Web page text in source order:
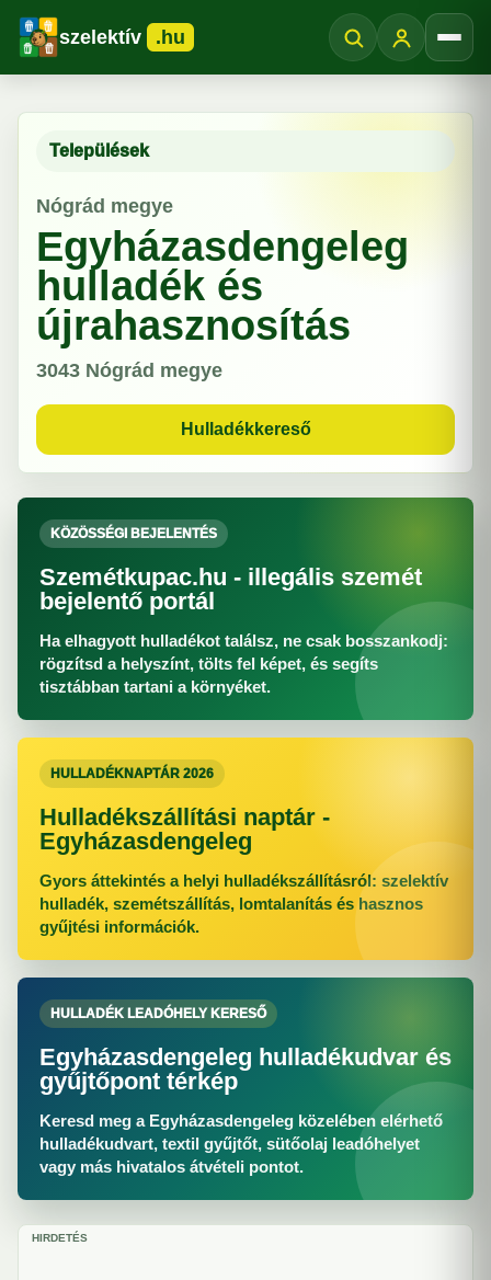
szelektív .hu
Települések
Nógrád megye
Egyházasdengeleg
hulladék és
újrahasznosítás
3043 Nógrád megye
Hulladékkereső
KÖZÖSSÉGI BEJELENTÉS
Szemétkupac.hu - illegális szemét
bejelentő portál
Ha elhagyott hulladékot találsz, ne csak bosszankodj:
rögzítsd a helyszínt, tölts fel képet, és segíts
tisztábban tartani a környéket.
HULLADÉKNAPTÁR 2026
Hulladékszállítási naptár -
Egyházasdengeleg
Gyors áttekintés a helyi hulladékszállításról: szelektív
hulladék, szemétszállítás, lomtalanítás és hasznos
gyűjtési információk.
HULLADÉK LEADÓHELY KERESŐ
Egyházasdengeleg hulladékudvar és
gyűjtőpont térkép
Keresd meg a Egyházasdengeleg közelében elérhető
hulladékudvart, textil gyűjtőt, sütőolaj leadóhelyet
vagy más hivatalos átvételi pontot.
HIRDETÉS